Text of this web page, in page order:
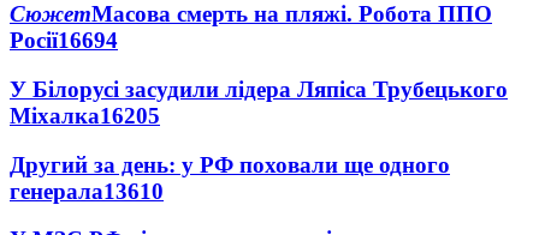
СюжетМасова смерть на пляжі. Робота ППО
Росії16694
У Білорусі засудили лідера Ляпіса Трубецького
Міхалка16205
Другий за день: у РФ поховали ще одного
генерала13610